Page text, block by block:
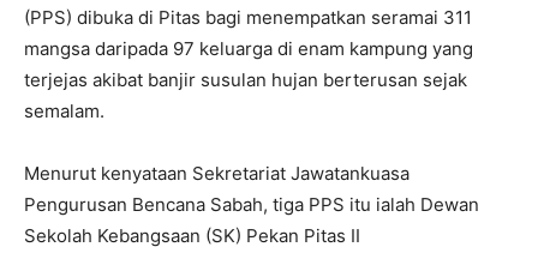
(PPS) dibuka di Pitas bagi menempatkan seramai 311
mangsa daripada 97 keluarga di enam kampung yang
terjejas akibat banjir susulan hujan berterusan sejak
semalam.
Menurut kenyataan Sekretariat Jawatankuasa
Pengurusan Bencana Sabah, tiga PPS itu ialah Dewan
Sekolah Kebangsaan (SK) Pekan Pitas II